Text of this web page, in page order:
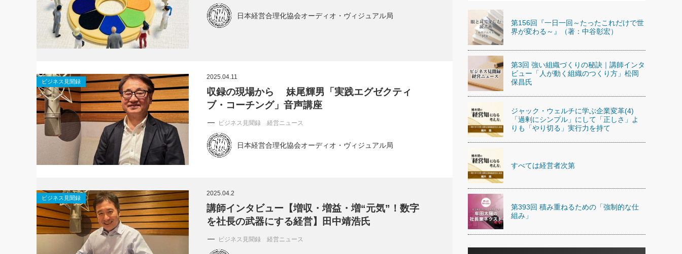
日本経営合理化協会オーディオ・ヴィジュアル局
ビジネス見聞録
2025.04.11
収録の現場から 妹尾輝男「実践エグゼクティ
ブ・コーチング」音声講座
ビジネス見聞録 経営ニュース
日本経営合理化協会オーディオ・ヴィジュアル局
ビジネス見聞録
2025.04.2
講師インタビュー【増収・増益・増“元気”！数字
を社長の武器にする経営】田中靖浩氏
ビジネス見聞録 経営ニュース
第156回『一日一回～たったこれだけで世
界が変わる～』（著：中谷彰宏）
第3回 強い組織づくりの秘訣｜講師インタ
ビュー「人が動く組織のつくり方」松岡
保昌氏
ジャック・ウェルチに学ぶ企業変革(4)
「過剰にシンプル」にして「正しさ」よ
りも「やり切る」実行力を持て
すべては経営者次第
第393回 積み重ねるための「強制的な仕
組み」